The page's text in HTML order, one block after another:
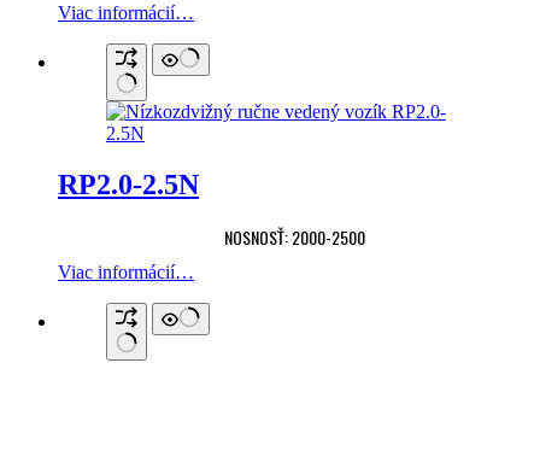
Viac informácií…
RP2.0-2.5N
NOSNOSŤ: 2000-2500
Viac informácií…